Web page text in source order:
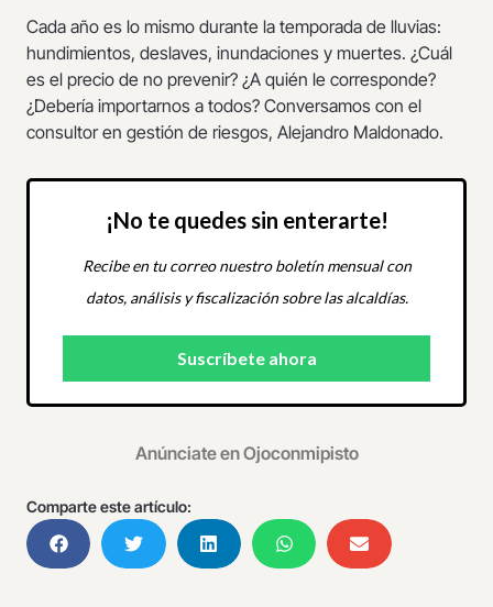
Cada año es lo mismo durante la temporada de lluvias:
hundimientos, deslaves, inundaciones y muertes. ¿Cuál
es el precio de no prevenir? ¿A quién le corresponde?
¿Debería importarnos a todos? Conversamos con el
consultor en gestión de riesgos, Alejandro Maldonado.
¡No te quedes sin enterarte!
Recibe en tu correo nuestro boletín mensual con
datos, análisis y fiscalización sobre las alcaldías.
Anúnciate en Ojoconmipisto
Comparte este artículo: